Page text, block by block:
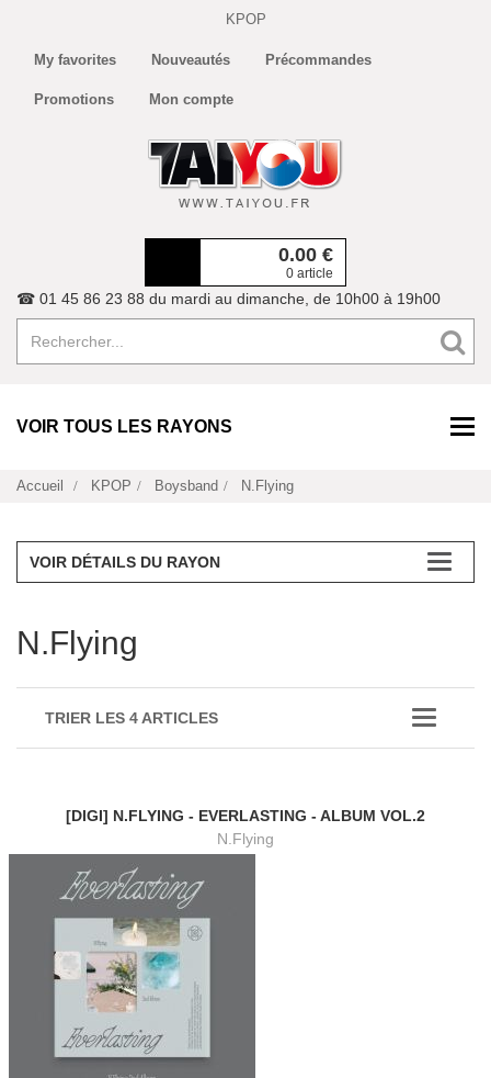
KPOP
My favorites Nouveautés Précommandes
Promotions Mon compte
0.00 €
0 article
☎ 01 45 86 23 88 du mardi au dimanche, de 10h00 à 19h00
VOIR TOUS LES RAYONS
Accueil KPOP Boysband N.Flying
VOIR DÉTAILS DU RAYON
N.Flying
TRIER LES 4 ARTICLES
[DIGI] N.FLYING - EVERLASTING - ALBUM VOL.2
N.Flying